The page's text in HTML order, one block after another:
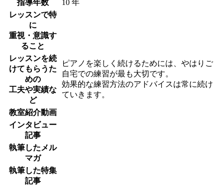
指導年数
10 年
レッスンで特
に
重視・意識す
ること
レッスンを続
けてもらうた
めの
工夫や実績な
ど
ピアノを楽しく続けるためには、やはりご
自宅での練習が最も大切です。
効果的な練習方法のアドバイスは常に続け
ていきます。
教室紹介動画
インタビュー
記事
執筆したメル
マガ
執筆した特集
記事